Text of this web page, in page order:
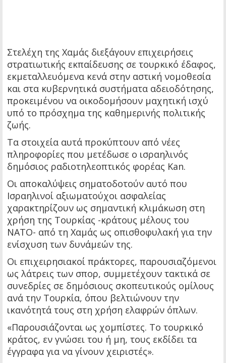
Στελέχη της Χαμάς διεξάγουν επιχειρήσεις
στρατιωτικής εκπαίδευσης σε τουρκικό έδαφος,
εκμεταλλευόμενα κενά στην αστική νομοθεσία
και στα κυβερνητικά συστήματα αδειοδότησης,
προκειμένου να οικοδομήσουν μαχητική ισχύ
υπό το πρόσχημα της καθημερινής πολιτικής
ζωής.
Τα στοιχεία αυτά προκύπτουν από νέες
πληροφορίες που μετέδωσε ο ισραηλινός
δημόσιος ραδιοτηλεοπτικός φορέας Kan.
Οι αποκαλύψεις σηματοδοτούν αυτό που
Ισραηλινοί αξιωματούχοι ασφαλείας
χαρακτηρίζουν ως σημαντική κλιμάκωση στη
χρήση της Τουρκίας -κράτους μέλους του
ΝΑΤΟ- από τη Χαμάς ως οπισθοφυλακή για την
ενίσχυση των δυνάμεών της.
Οι επιχειρησιακοί πράκτορες, παρουσιαζόμενοι
ως λάτρεις των σπορ, συμμετέχουν τακτικά σε
συνεδρίες σε δημόσιους σκοπευτικούς ομίλους
ανά την Τουρκία, όπου βελτιώνουν την
ικανότητά τους στη χρήση ελαφρών όπλων.
«Παρουσιάζονται ως χομπίστες. Το τουρκικό
κράτος, εν γνώσει του ή μη, τους εκδίδει τα
έγγραφα για να γίνουν χειριστές».